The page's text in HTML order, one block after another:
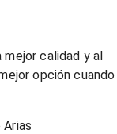
calidad y al
opción cuando